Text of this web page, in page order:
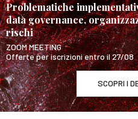
Problematiche
data governance,
rischi
ZOOM MEETING
Offerte per iscrizioni entro il 27/08
SCOPRI I